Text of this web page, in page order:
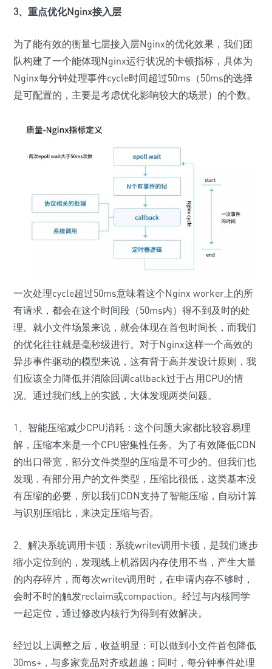
3、重点优化Nginx接入层
为了能有效的衡量七层接入层Nginx的优化效果，我们团
队构建了一个能体现Nginx运行状况的卡顿指标，具体为
Nginx每分钟处理事件cycle时间超过50ms（50ms的选择
是可配置的，主要是考虑优化影响较大的场景）的个数。
一次处理cycle超过50ms意味着这个Nginx worker上的所
有请求，都会在这个时间段（50ms内）得不到及时的处
理。就小文件场景来说，就会体现在首包时间长，而我们
的优化往往就是毫秒级进行。对于Nginx这样一个高效的
异步事件驱动的模型来说，这有背于高并发设计原则，我
们应该全力降低并消除回调callback过于占用CPU的情
况。通过我们线上的实践，大体发现两类问题。
1、智能压缩减少CPU消耗：这个问题大家都比较容易理
解，压缩本来是一个CPU密集性任务。为了有效降低CDN
的出口带宽，部分文件类型的压缩是不可少的。但我们也
发现，有部分用户的文件类型，压缩比很低，这类基本没
有压缩的必要，所以我们CDN支持了智能压缩，自动计算
与识别压缩比，来决定压缩与否。
2、解决系统调用卡顿：系统writev调用卡顿，是我们逐步
缩小定位到的，发现线上机器因内存使用不当，产生大量
的内存碎片，而每次writev调用时，在申请内存不够时，
会时不时的触发reclaim或compaction。经过与内核同学
一起定位，通过修改内核行为得到有效解决。
经过以上调整之后，收益明显：可以做到小文件首包降低
30ms+，与多家竞品对齐或超越；同时，每分钟事件处理